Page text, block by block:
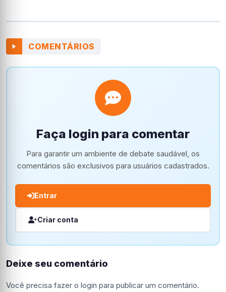
COMENTÁRIOS
Faça login para comentar
Para garantir um ambiente de debate saudável, os
comentários são exclusivos para usuários cadastrados.
Entrar
Criar conta
Deixe seu comentário
Você precisa fazer o login para publicar um comentário.